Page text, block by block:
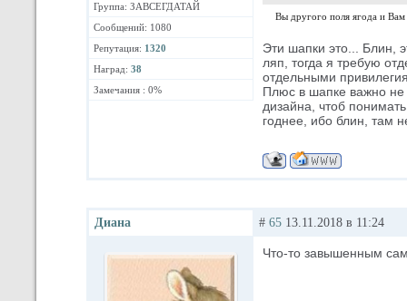
Группа: ЗАВСЕГДАТАЙ
Сообщений: 1080
Репутация: 1320
Наград: 38
Замечания : 0%
Вы другого поля ягода и Вам
Эти шапки это... Блин,
ляп, тогда я требую
отдельными
Плюс в шапке важно не
дизайна, чтоб
годнее, ибо блин, там
Диана # 65 13.11.2018 в 11:24
Что-то завышенным